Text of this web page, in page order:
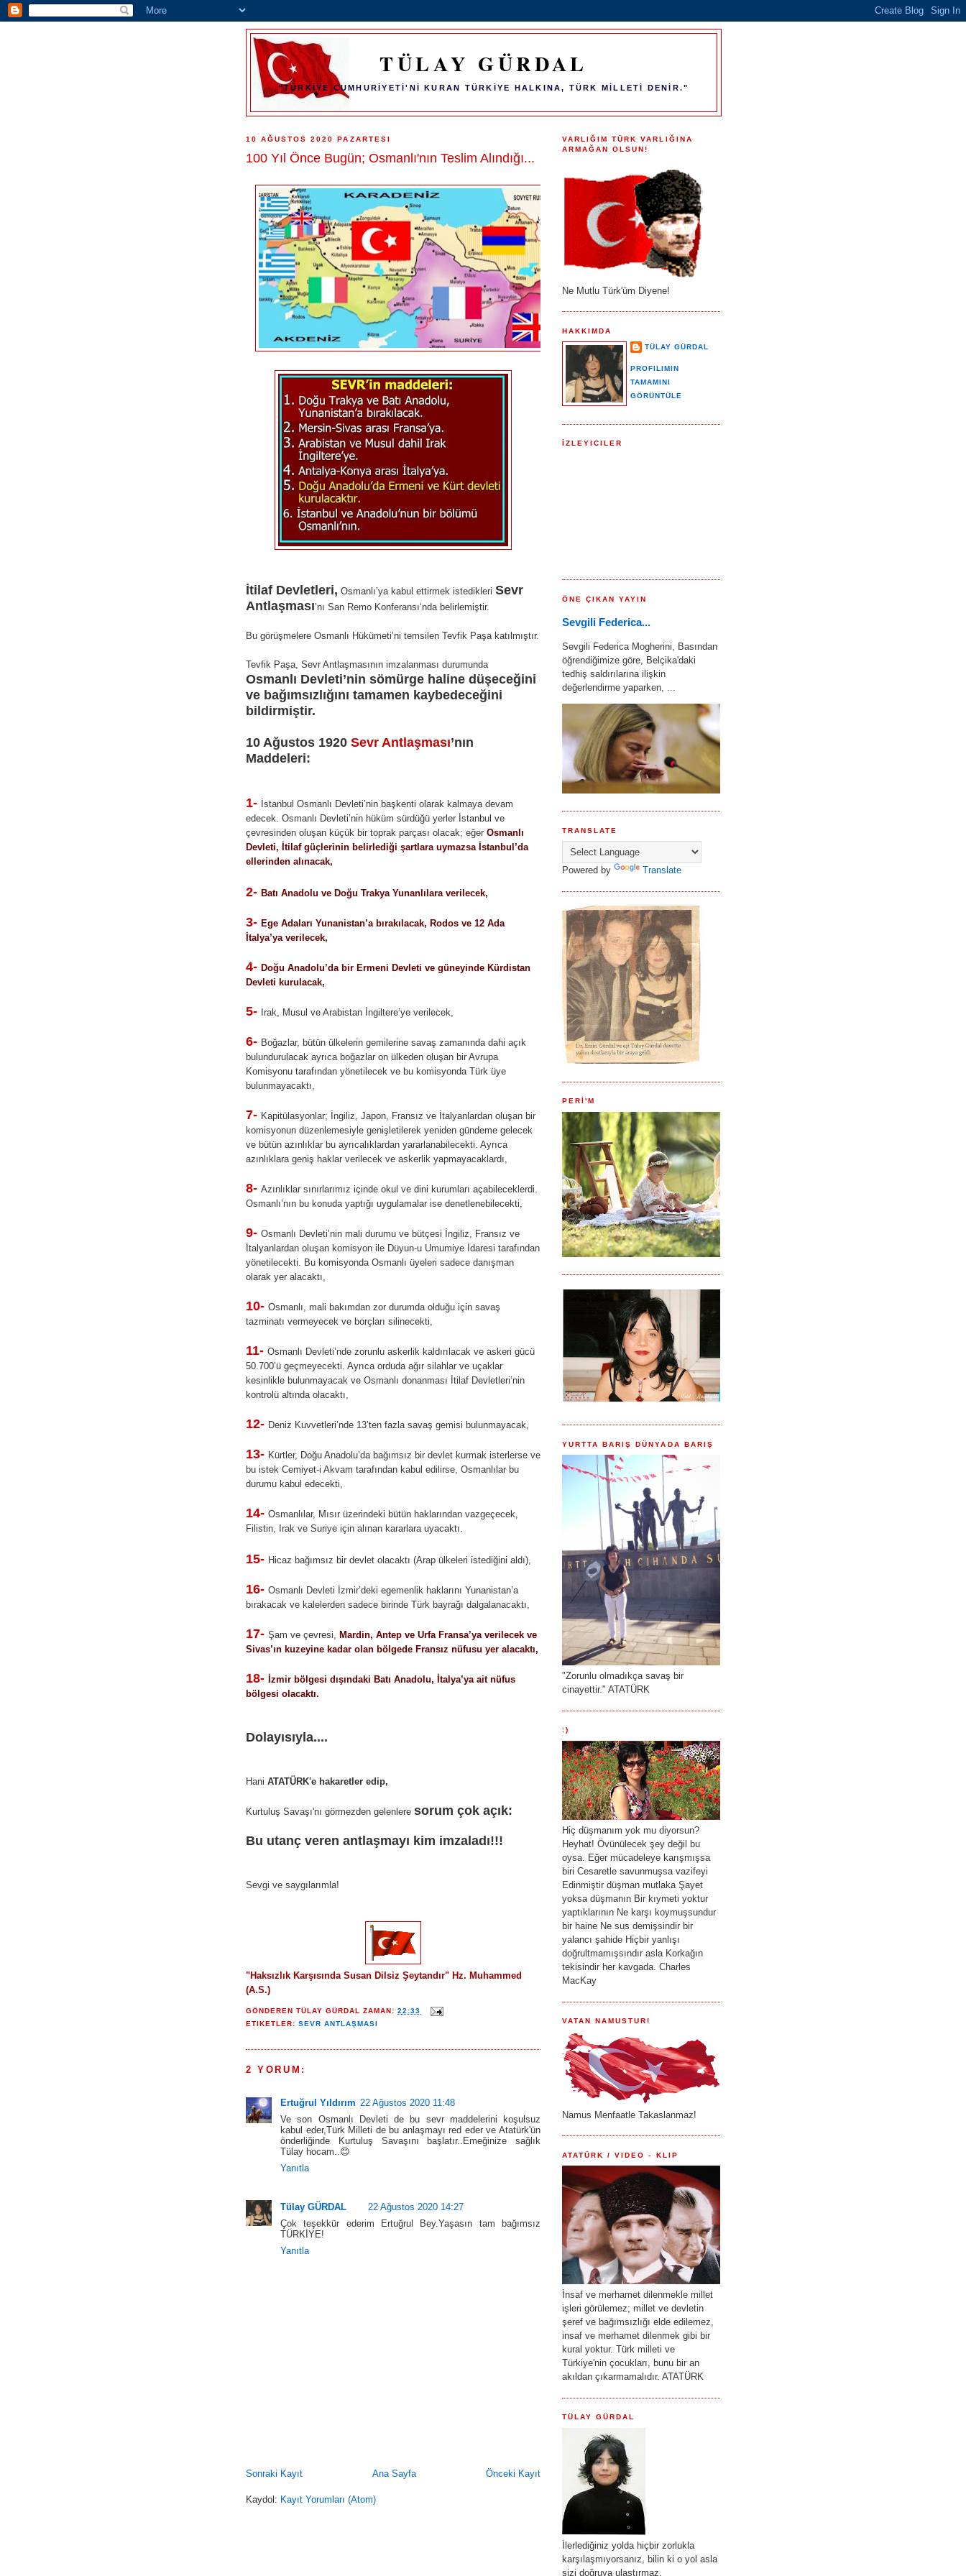
TÜLAY GÜRDAL
"TÜRKİYE CUMHURİYETİ'Nİ KURAN TÜRKİYE HALKINA, TÜRK MİLLETİ DENİR."
10 AĞUSTOS 2020 PAZARTESI
100 Yıl Önce Bugün; Osmanlı'nın Teslim Alındığı...
İtilaf Devletleri, Osmanlı’ya kabul ettirmek istedikleri Sevr
Antlaşması’nı San Remo Konferansı‘nda belirlemiştir.
Bu görüşmelere Osmanlı Hükümeti’ni temsilen Tevfik Paşa katılmıştır.
Tevfik Paşa, Sevr Antlaşmasının imzalanması durumunda
Osmanlı Devleti’nin sömürge haline düşeceğini
ve bağımsızlığını tamamen kaybedeceğini
bildirmiştir.
10 Ağustos 1920 Sevr Antlaşması’nın
Maddeleri:
1- İstanbul Osmanlı Devleti’nin başkenti olarak kalmaya devam
edecek. Osmanlı Devleti’nin hüküm sürdüğü yerler İstanbul ve
çevresinden oluşan küçük bir toprak parçası olacak; eğer Osmanlı
Devleti, İtilaf güçlerinin belirlediği şartlara uymazsa İstanbul’da
ellerinden alınacak,
2- Batı Anadolu ve Doğu Trakya Yunanlılara verilecek,
3- Ege Adaları Yunanistan’a bırakılacak, Rodos ve 12 Ada
İtalya’ya verilecek,
4- Doğu Anadolu’da bir Ermeni Devleti ve güneyinde Kürdistan
Devleti kurulacak,
5- Irak, Musul ve Arabistan İngiltere’ye verilecek,
6- Boğazlar, bütün ülkelerin gemilerine savaş zamanında dahi açık
bulundurulacak ayrıca boğazlar on ülkeden oluşan bir Avrupa
Komisyonu tarafından yönetilecek ve bu komisyonda Türk üye
bulunmayacaktı,
7- Kapitülasyonlar; İngiliz, Japon, Fransız ve İtalyanlardan oluşan bir
komisyonun düzenlemesiyle genişletilerek yeniden gündeme gelecek
ve bütün azınlıklar bu ayrıcalıklardan yararlanabilecekti. Ayrıca
azınlıklara geniş haklar verilecek ve askerlik yapmayacaklardı,
8- Azınlıklar sınırlarımız içinde okul ve dini kurumları açabileceklerdi.
Osmanlı’nın bu konuda yaptığı uygulamalar ise denetlenebilecekti,
9- Osmanlı Devleti’nin mali durumu ve bütçesi İngiliz, Fransız ve
İtalyanlardan oluşan komisyon ile Düyun-u Umumiye İdaresi tarafından
yönetilecekti. Bu komisyonda Osmanlı üyeleri sadece danışman
olarak yer alacaktı,
10- Osmanlı, mali bakımdan zor durumda olduğu için savaş
tazminatı vermeyecek ve borçları silinecekti,
11- Osmanlı Devleti’nde zorunlu askerlik kaldırılacak ve askeri gücü
50.700’ü geçmeyecekti. Ayrıca orduda ağır silahlar ve uçaklar
kesinlikle bulunmayacak ve Osmanlı donanması İtilaf Devletleri’nin
kontrolü altında olacaktı,
12- Deniz Kuvvetleri’nde 13’ten fazla savaş gemisi bulunmayacak,
13- Kürtler, Doğu Anadolu’da bağımsız bir devlet kurmak isterlerse ve
bu istek Cemiyet-i Akvam tarafından kabul edilirse, Osmanlılar bu
durumu kabul edecekti,
14- Osmanlılar, Mısır üzerindeki bütün haklarından vazgeçecek,
Filistin, Irak ve Suriye için alınan kararlara uyacaktı.
15- Hicaz bağımsız bir devlet olacaktı (Arap ülkeleri istediğini aldı),
16- Osmanlı Devleti İzmir’deki egemenlik haklarını Yunanistan’a
bırakacak ve kalelerden sadece birinde Türk bayrağı dalgalanacaktı,
17- Şam ve çevresi, Mardin, Antep ve Urfa Fransa’ya verilecek ve
Sivas’ın kuzeyine kadar olan bölgede Fransız nüfusu yer alacaktı,
18- İzmir bölgesi dışındaki Batı Anadolu, İtalya’ya ait nüfus
bölgesi olacaktı.
Dolayısıyla....
Hani ATATÜRK'e hakaretler edip,
Kurtuluş Savaşı'nı görmezden gelenlere sorum çok açık:
Bu utanç veren antlaşmayı kim imzaladı!!!
Sevgi ve saygılarımla!
"Haksızlık Karşısında Susan Dilsiz Şeytandır" Hz. Muhammed
(A.S.)
GÖNDERENTÜLAY GÜRDAL ZAMAN:22:33
ETIKETLER:SEVR ANTLAŞMASI
2 YORUM:
Ertuğrul Yıldırım 22 Ağustos 2020 11:48
Ve son Osmanlı Devleti de bu sevr maddelerini koşulsuz
kabul eder,Türk Milleti de bu anlaşmayı red eder ve Atatürk'ün
önderliğinde Kurtuluş Savaşını başlatır..Emeğinize sağlık
Tülay hocam..😊
Yanıtla
Tülay GÜRDAL
22 Ağustos 2020 14:27
Çok teşekkür ederim Ertuğrul Bey.Yaşasın tam bağımsız
TÜRKİYE!
Yanıtla
Sonraki Kayıt Önceki Kayıt
Ana Sayfa
Kaydol: Kayıt Yorumları (Atom)
VARLIĞIM TÜRK VARLIĞINA
ARMAĞAN OLSUN!
Ne Mutlu Türk'üm Diyene!
HAKKIMDA
TÜLAY GÜRDAL
PROFILIMIN
TAMAMINI
GÖRÜNTÜLE
İZLEYICILER
ÖNE ÇIKAN YAYIN
Sevgili Federica...
Sevgili Federica Mogherini, Basından
öğrendiğimize göre, Belçika'daki
tedhiş saldırılarına ilişkin
değerlendirme yaparken, ...
TRANSLATE
Powered by Translate
PERİ'M
YURTTA BARIŞ DÜNYADA BARIŞ
"Zorunlu olmadıkça savaş bir
cinayettir." ATATÜRK
:)
Hiç düşmanım yok mu diyorsun?
Heyhat! Övünülecek şey değil bu
oysa. Eğer mücadeleye karışmışsa
biri Cesaretle savunmuşsa vazifeyi
Edinmiştir düşman mutlaka Şayet
yoksa düşmanın Bir kıymeti yoktur
yaptıklarının Ne karşı koymuşsundur
bir haine Ne sus demişsindir bir
yalancı şahide Hiçbir yanlışı
doğrultmamışsındır asla Korkağın
tekisindir her kavgada. Charles
MacKay
VATAN NAMUSTUR!
Namus Menfaatle Takaslanmaz!
ATATÜRK / VIDEO - KLIP
İnsaf ve merhamet dilenmekle millet
işleri görülemez; millet ve devletin
şeref ve bağımsızlığı elde edilemez,
insaf ve merhamet dilenmek gibi bir
kural yoktur. Türk milleti ve
Türkiye'nin çocukları, bunu bir an
akıldan çıkarmamalıdır. ATATÜRK
TÜLAY GÜRDAL
İlerlediğiniz yolda hiçbir zorlukla
karşılaşmıyorsanız, bilin ki o yol asla
sizi doğruya ulaştırmaz.